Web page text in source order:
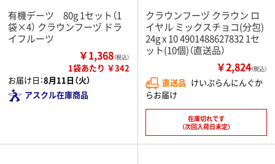
有機デーツ 80g 1セット（1
袋×4） クラウンフーヅ ドラ
イフルーツ
￥1,368（税込）
1袋あたり ￥342
お届け日：8月11日（火）
アスクル在庫商品
クラウンフーヅ クラウン ロ
イヤル ミックスチョコ(分包)
24g x 10 4901488627832 1セ
ット(10個)（直送品）
￥2,824（税込）
直送品 けいぷらんにんぐか
らお届け
在庫切れです
（次回入荷日未定）